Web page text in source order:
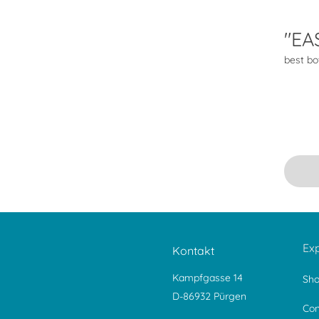
​best
Kontakt
Kampfgasse 14
D-86932 Pürgen